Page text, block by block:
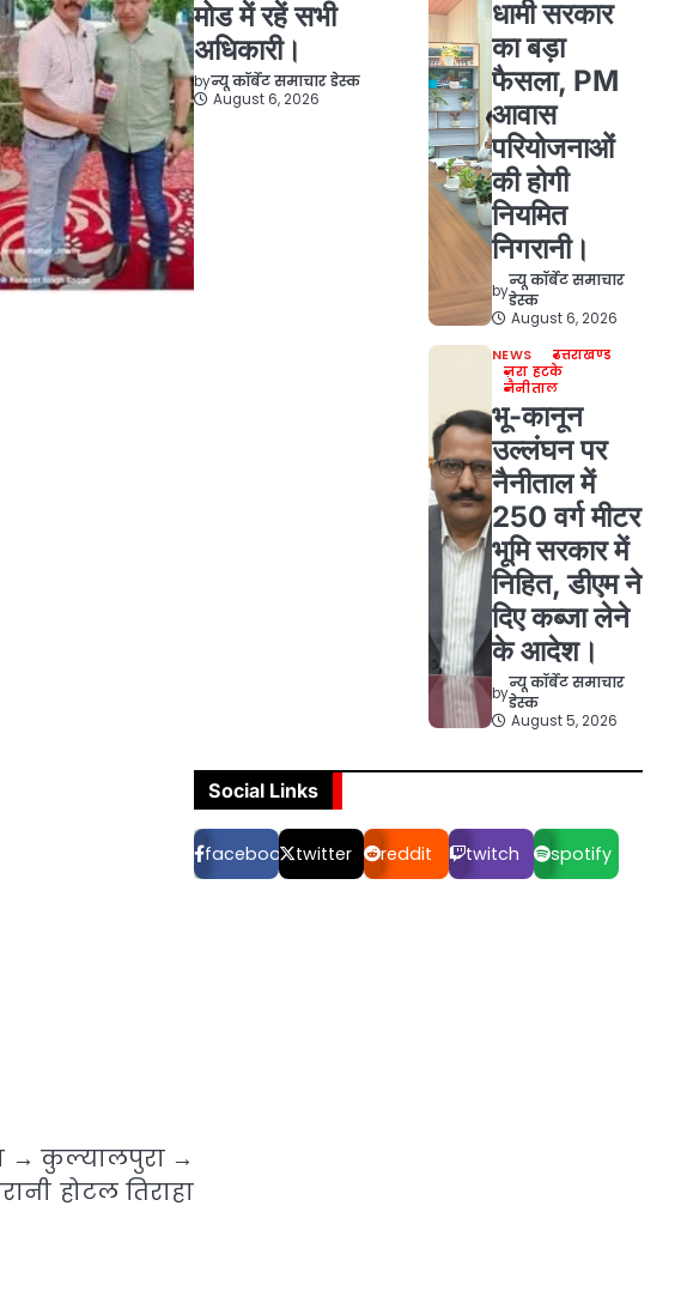
→ कुल्यालपुरा →
होटल तिराहा
मोड में रहें सभी
अधिकारी।
byन्यू कॉर्बेट समाचार डेस्क
August 6, 2026
धामी सरकार
का बड़ा
फैसला, PM
आवास
परियोजनाओं
की होगी
नियमित
निगरानी।
by
न्यू कॉर्बेट समाचार
डेस्क
August 6, 2026
NEWS
उत्तराखण्ड
ज़रा हटके
नैनीताल
भू-कानून
उल्लंघन पर
नैनीताल में
250 वर्ग मीटर
भूमि सरकार में
निहित, डीएम ने
दिए कब्जा लेने
के आदेश।
by
न्यू कॉर्बेट समाचार
डेस्क
August 5, 2026
Social Links
facebook twitter reddit twitch spotify